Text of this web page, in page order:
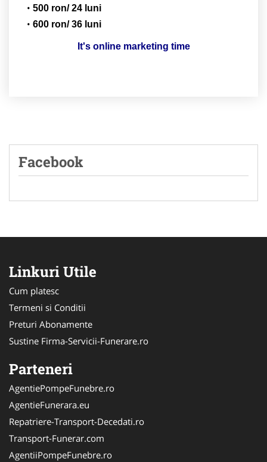
500 ron/ 24 luni
600 ron/ 36 luni
It's online marketing time
Facebook
Linkuri Utile
Cum platesc
Termeni si Conditii
Preturi Abonamente
Sustine Firma-Servicii-Funerare.ro
Parteneri
AgentiePompeFunebre.ro
AgentieFunerara.eu
Repatriere-Transport-Decedati.ro
Transport-Funerar.com
AgentiiPompeFunebre.ro